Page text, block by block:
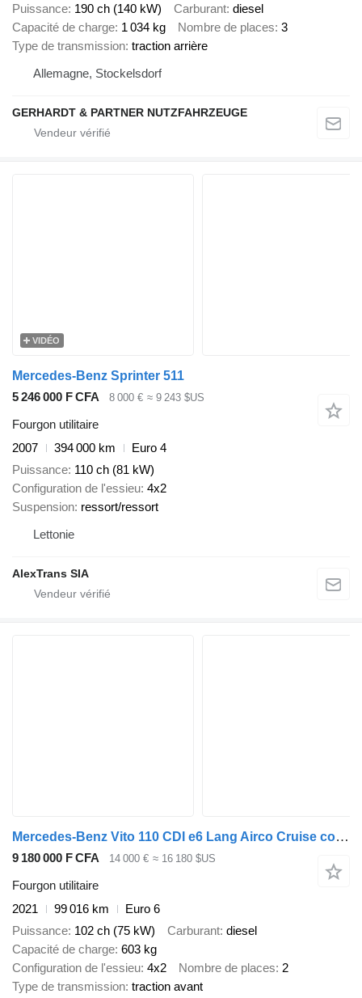
Puissance 190 ch (140 kW) Carburant diesel
Capacité de charge 1 034 kg Nombre de places 3
Type de transmission traction arrière
Allemagne, Stockelsdorf
GERHARDT & PARTNER NUTZFAHRZEUGE
VIDÉO
Mercedes-Benz Sprinter 511
5 246 000 F CFA
8 000 € ≈ 9 243 $US
Fourgon utilitaire
2007
394 000 km
Euro 4
Puissance 110 ch (81 kW)
Configuration de l'essieu 4x2
Suspension ressort/ressort
Lettonie
AlexTrans SIA
Mercedes-Benz Vito 110 CDI e6 Lang Airco Cruise control Bj: 10-2021 1e eigenaa
9 180 000 F CFA 14 000 € ≈ 16 180 $US
Fourgon utilitaire
2021
99 016 km
Euro 6
Puissance 102 ch (75 kW) Carburant diesel
Capacité de charge 603 kg
Configuration de l'essieu 4x2 Nombre de places 2
Type de transmission traction avant